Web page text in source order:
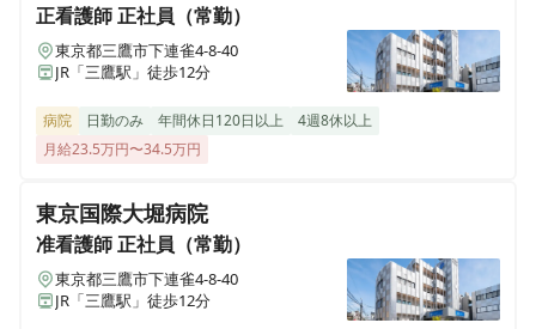
正看護師正社員（常勤）
東京都三鷹市下連雀4-8-40
JR「三鷹駅」徒歩12分
病院 日勤のみ 年間休日120日以上
4週8休以上
月給23.5万円〜34.5万円
東京国際大堀病院
准看護師正社員（常勤）
東京都三鷹市下連雀4-8-40
JR「三鷹駅」徒歩12分